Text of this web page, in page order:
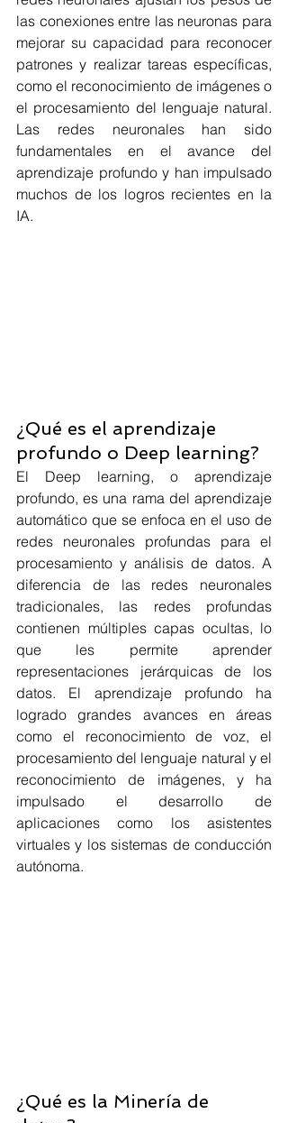
las conexiones entre las neuronas para
mejorar su capacidad para reconocer
patrones y realizar tareas específicas,
como el reconocimiento de imágenes o
el procesamiento del lenguaje natural.
Las redes neuronales han sido
fundamentales en el avance del
aprendizaje profundo y han impulsado
muchos de los logros recientes en la
IA.
¿Qué es el aprendizaje
profundo o Deep learning?
El Deep learning, o aprendizaje
profundo, es una rama del aprendizaje
automático que se enfoca en el uso de
redes neuronales profundas para el
procesamiento y análisis de datos. A
diferencia de las redes neuronales
tradicionales, las redes profundas
contienen múltiples capas ocultas, lo
que les permite aprender
representaciones jerárquicas de los
datos. El aprendizaje profundo ha
logrado grandes avances en áreas
como el reconocimiento de voz, el
procesamiento del lenguaje natural y el
reconocimiento de imágenes, y ha
impulsado el desarrollo de
aplicaciones como los asistentes
virtuales y los sistemas de conducción
autónoma.
¿Qué es la Minería de